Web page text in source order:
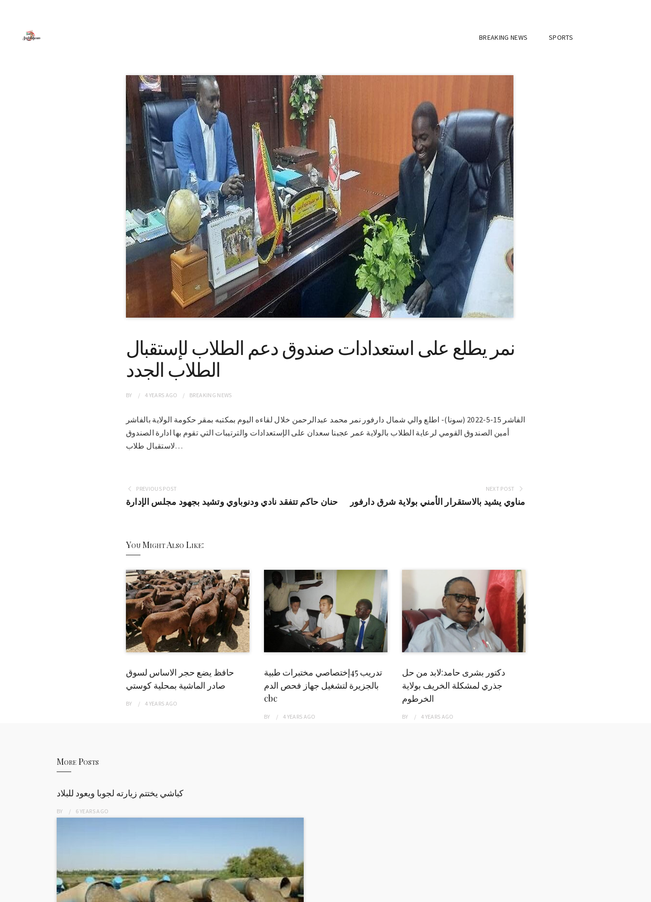
BREAKING NEWS SPORTS
نمر يطلع على استعدادات صندوق دعم الطلاب لإستقبال
الطلاب الجدد
BY 4 YEARS AGO BREAKING NEWS
الفاشر 15-5-2022 (سونا)- اطلع والي شمال دارفور نمر محمد عبدالرحمن خلال لقاءه اليوم بمكتبه بمقر حكومة الولاية بالفاشر
أمين الصندوق القومي لرعاية الطلاب بالولاية عمر عجبنا سعدان على الإستعدادات والترتيبات التي تقوم بها ادارة الصندوق
لاستقبال طلاب…
PREVIOUS POST
حنان حاكم تتفقد نادي ودنوباوي وتشيد بجهود مجلس الإدارة
NEXT POST
مناوي يشيد بالاستقرار الأمني بولاية شرق دارفور
You Might Also Like:
حافظ يضع حجر الاساس لسوق
صادر الماشية بمحلية كوستي
BY 4 YEARS AGO
تدريب 45إختصاصي مختبرات طبية
بالجزيرة لتشغيل جهاز فحص الدم
cbc
BY 4 YEARS AGO
دكتور بشرى حامد:لابد من حل
جذري لمشكلة الخريف بولاية
الخرطوم
BY 4 YEARS AGO
More Posts
كباشي يختتم زيارته لجوبا ويعود للبلاد
BY 6 YEARSAGO